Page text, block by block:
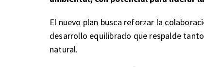
El nuevo plan busca reforzar la
desarrollo equilibrado que respalde
natural.